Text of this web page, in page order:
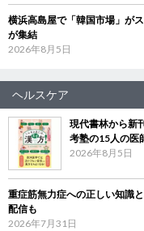
横浜高島屋で「韓国市場」が
が集結
2026年8月5日
ヘルスケア
現代書林から新
考塾の15人の医
2026年8月5日
重症筋無力症への正しい知識
配信も
2026年7月31日